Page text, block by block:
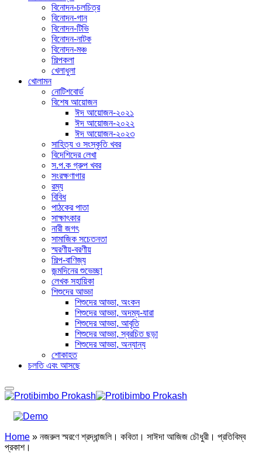
বিনোদন-চলচিত্র
বিনোদন-গান
বিনোদন-টিভি
বিনোদন-নাটক
বিনোদন-মঞ্চ
শিল্পকলা
খেলাধুলা
খোলামন
নোটিশবোর্ড
বিশেষ আয়োজন
ঈদ আয়োজন-২০২১
ঈদ আয়োজন-২০২২
ঈদ আয়োজন-২০২৩
সাহিত্য ও সংস্কৃতি খবর
বিদেশিদের লেখা
স.প.ক গ্রুপ খবর
সংরক্ষণাগার
রম্য
বিবিধ
পাঠকের পাতা
সাক্ষাৎকার
নারী জগৎ
সামাজিক সচেতনতা
স্মরণীয়-বরণীয়
শিল্প-বাণিজ্য
জন্মদিনের শুভেচ্ছা
লেখক সহায়িকা
শিশুদের আড্ডা
শিশুদের আড্ডা, অংকন
শিশুদের আড্ডা, অদম্য-যারা
শিশুদের আড্ডা, আবৃতি
শিশুদের আড্ডা, স্বরচিত ছড়া
শিশুদের আড্ডা, অন্যান্য
শোকাহত
চলতি এবং আসছে
Home » নজরুল স্মরণে শ্রদ্ধান্জলি। কবিতা। সাঈদা আজিজ চৌধুরী। প্রতিবিম্ব
প্রকাশ।